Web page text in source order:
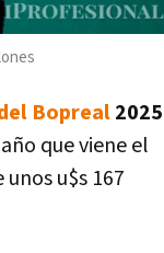
Bopreal2025
que viene el
u$s 167